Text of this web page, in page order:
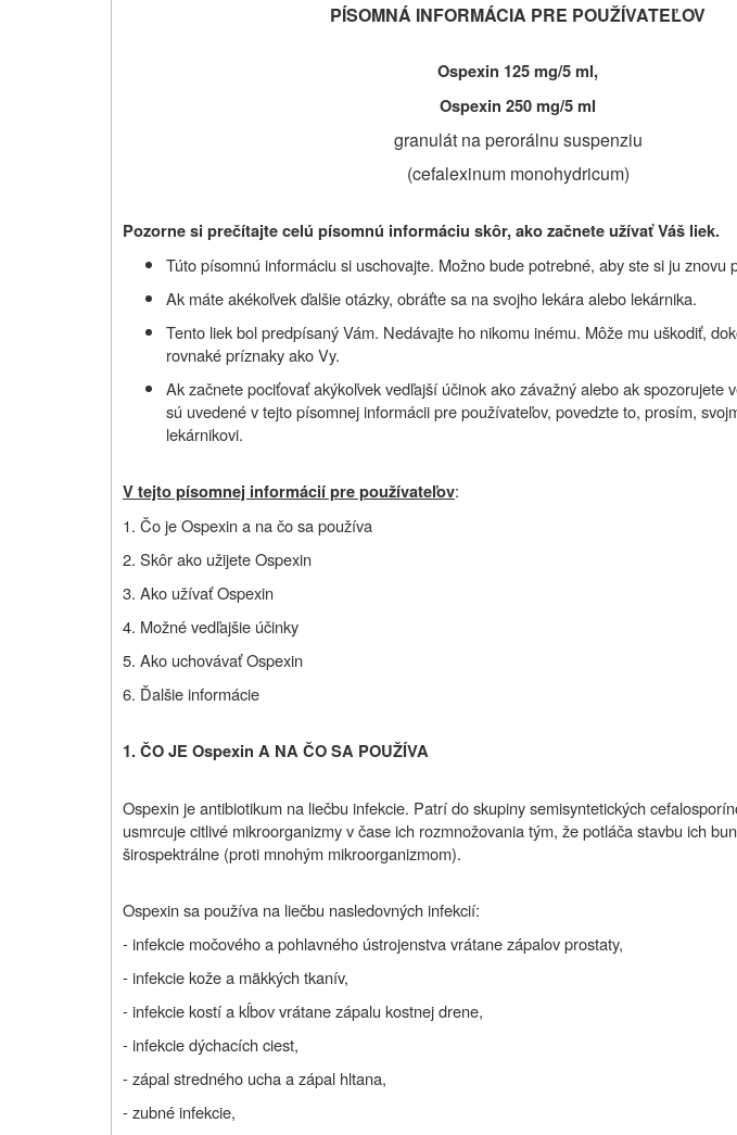
PÍSOMNÁ INFORMÁCIA PRE POUŽÍVATEĽOV
Ospexin 125 mg/5 ml,
Ospexin 250 mg/5 ml
granulát na perorálnu suspenziu
(cefalexinum monohydricum)
Pozorne si prečítajte celú písomnú informáciu skôr, ako začnete užívaťVáš liek.
Túto písomnú informáciu si uschovajte. Možno bude potrebné, aby ste si ju znovu
Ak máte akékoľvek ďalšie otázky, obráťte sa na svojho lekára alebo lekárnika.
Tento liek bol predpísaný Vám. Nedávajte ho nikomu inému. Môže mu uškodiť,
rovnaké príznaky ako Vy.
Ak začnete pociťovať akýkoľvek vedľajší účinok ako závažný alebo ak spozorujete
sú uvedené v tejto písomnej informácii pre používateľov, povedzte to, prosím,
lekárnikovi.
V tejto písomnej informácií pre používateľov:
1. Čo je Ospexin a na čo sa používa
2. Skôr ako užijete Ospexin
3. Ako užívať Ospexin
4. Možné vedľajšie účinky
5. Ako uchovávať Ospexin
6. Ďalšie informácie
1. ČO JE Ospexin A NA ČO SA POUŽÍVA
Ospexin je antibiotikum na liečbu infekcie. Patrí do skupiny semisyntetických
usmrcuje citlivé mikroorganizmy v čase ich rozmnožovania tým, že potláča stavbu ich
širospektrálne (proti mnohým mikroorganizmom).
Ospexin sa používa na liečbu nasledovných infekcií:
- infekcie močového a pohlavného ústrojenstva vrátane zápalov prostaty,
- infekcie kože a mäkkých tkanív,
- infekcie kostí a kĺbov vrátane zápalu kostnej drene,
- infekcie dýchacích ciest,
- zápal stredného ucha a zápal hltana,
- zubné infekcie,